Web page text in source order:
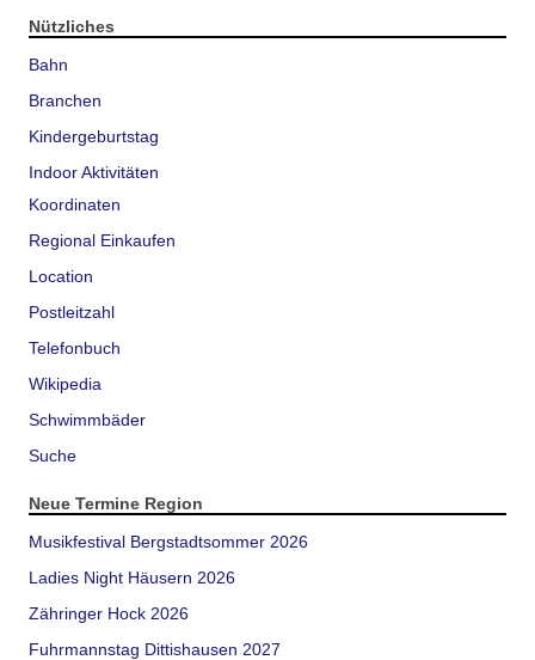
Nützliches
Bahn
Branchen
Kindergeburtstag
Indoor Aktivitäten
Koordinaten
Regional Einkaufen
Location
Postleitzahl
Telefonbuch
Wikipedia
Schwimmbäder
Suche
Neue Termine Region
Musikfestival Bergstadtsommer 2026
Ladies Night Häusern 2026
Zähringer Hock 2026
Fuhrmannstag Dittishausen 2027